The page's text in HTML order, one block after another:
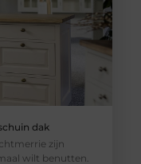
dak
zijn
wilt benutten.